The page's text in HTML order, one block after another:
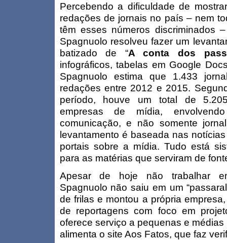
Percebendo a dificuldade de
redações de jornais no país – nem
têm esses números discriminados
Spagnuolo resolveu fazer um
batizado de “A conta dos
infográficos, tabelas em Google
Spagnuolo estima que 1.433
redações entre 2012 e 2015.
período, houve um total de
empresas de mídia,
comunicação, e não somente
levantamento é baseada nas
portais sobre a mídia. Tudo está
para as matérias que serviram de
Apesar de hoje não trabalhar
Spagnuolo não saiu em um
de frilas e montou a própria
de reportagens com foco em
oferece serviço a pequenas e
alimenta o site Aos Fatos, que faz